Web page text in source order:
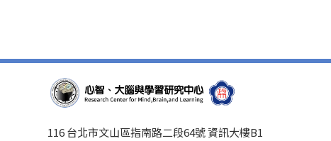
116 台北市文山區指南路二段64號 資訊大樓B1